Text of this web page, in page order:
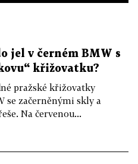
jel v černém BMW s
křižovatku?
pražské křižovatky
začerněnými skly a
Na červenou...